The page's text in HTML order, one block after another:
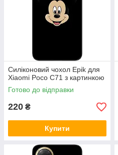
Силіконовий чохол Epik для
Xiaomi Poco C71 з картинкою
Готово до відправки
220 ₴
Купити